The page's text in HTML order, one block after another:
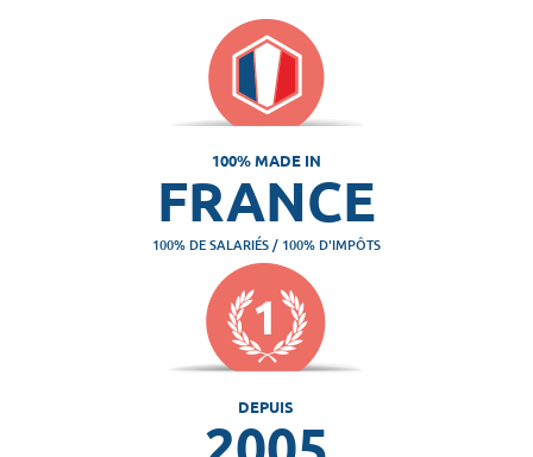
100% MADE IN
FRANCE
100% DE SALARIÉS / 100% D'IMPÔTS
DEPUIS